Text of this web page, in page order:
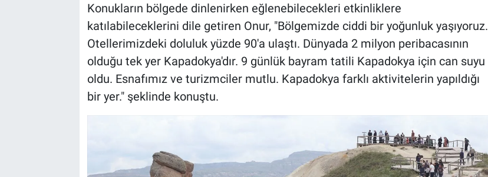
Konukların bölgede dinlenirken eğlenebilecekleri etkinliklere
katılabileceklerini dile getiren Onur, "Bölgemizde ciddi bir yoğunluk yaşıyoruz.
Otellerimizdeki doluluk yüzde 90'a ulaştı. Dünyada 2 milyon peribacasının
olduğu tek yer Kapadokya'dır. 9 günlük bayram tatili Kapadokya için can suyu
oldu. Esnafımız ve turizmciler mutlu. Kapadokya farklı aktivitelerin yapıldığı
bir yer." şeklinde konuştu.